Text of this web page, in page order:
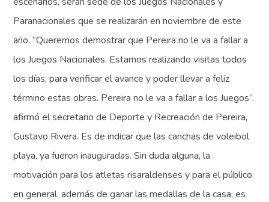
Paranacionales que se realizarán en noviembre de este
año. “Queremos demostrar que Pereira no le va a fallar a
los Juegos Nacionales. Estamos realizando visitas todos
los días, para verificar el avance y poder llevar a feliz
término estas obras. Pereira no le va a fallar a los Juegos”,
afirmó el secretario de Deporte y Recreación de Pereira,
Gustavo Rivera. Es de indicar que las canchas de voleibol
playa, ya fueron inauguradas. Sin duda alguna, la
motivación para los atletas risaraldenses y para el público
en general, además de ganar las medallas de la casa, es